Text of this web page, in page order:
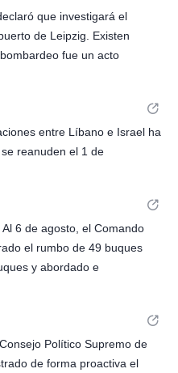
que investigará el
de Leipzig. Existen
fue un acto
entre Líbano e Israel ha
reanuden el 1 de
6 de agosto, el Comando
el rumbo de 49 buques
y abordado e
Político Supremo de
de forma proactiva el